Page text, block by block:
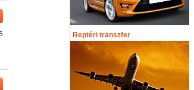
Reptéri transzfer